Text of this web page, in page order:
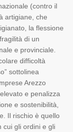
(contro il
artigiane, che
la flessione
di un
e provinciale.
difficoltà
sottolinea
Arezzo
e penalizza
e sostenibilità,
Il rischio è quello
cui gli ordini e gli